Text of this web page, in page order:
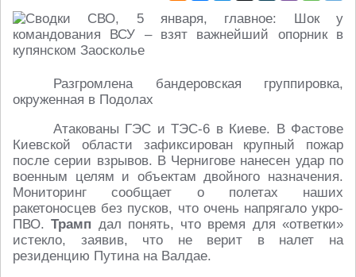
Разгромлена бандеровская группировка,
окруженная в Подолах
Атакованы ГЭС и ТЭС-6 в Киеве. В Фастове
Киевской области зафиксирован крупный пожар
после серии взрывов. В Чернигове нанесен удар по
военным целям и объектам двойного назначения.
Мониторинг сообщает о полетах наших
ракетоносцев без пусков, что очень напрягало укро-
ПВО.Трамп дал понять, что время для «ответки»
истекло, заявив, что не верит в налет на
резиденцию Путина на Валдае.